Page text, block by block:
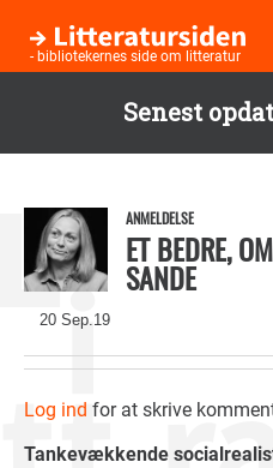
Senest
hovedindhold
- bibliotekernes side om litteratur
20 Sep.19
ANMELDELSE
ET BEDRE,
SANDE
Log ind for at skrive
Tankevækkende